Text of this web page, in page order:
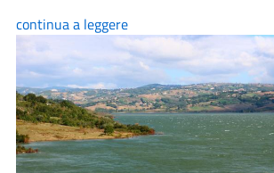
continua a leggere